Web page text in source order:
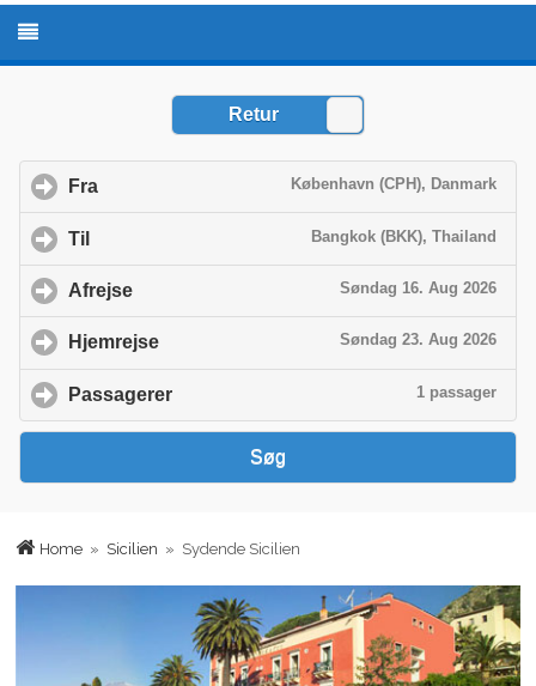
Home » Sicilien » Sydende Sicilien